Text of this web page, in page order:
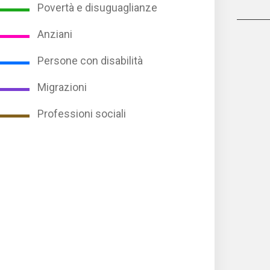
Povertà e disuguaglianze
Anziani
Persone con disabilità
Migrazioni
Professioni sociali